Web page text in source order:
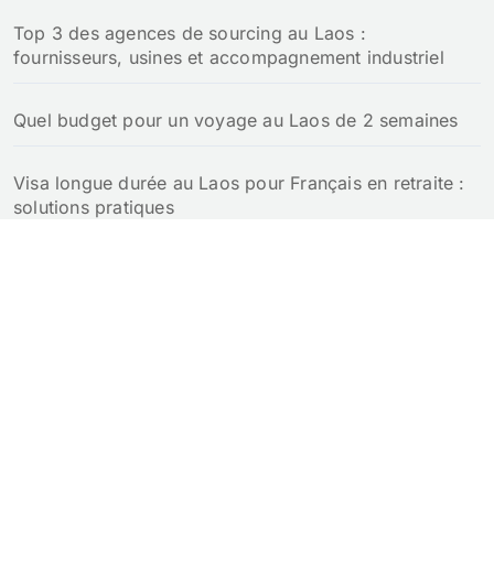
Top 3 des agences de sourcing au Laos :
fournisseurs, usines et accompagnement industriel
Quel budget pour un voyage au Laos de 2 semaines
Visa longue durée au Laos pour Français en retraite :
solutions pratiques